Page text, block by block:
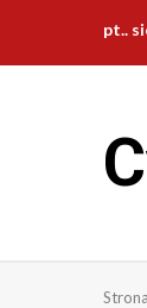
treści
pt..